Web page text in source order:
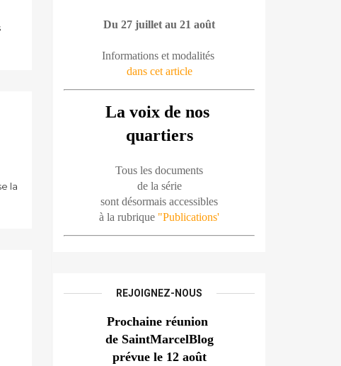
la
Du 27 juillet au 21 août
Informations et modalités
dans cet article
La voix de nos
quartiers
Tous les documents
de la série
sont désormais accessibles
à la rubrique "Publications'
REJOIGNEZ-NOUS
Prochaine réunion
de SaintMarcelBlog
prévue le 12 août